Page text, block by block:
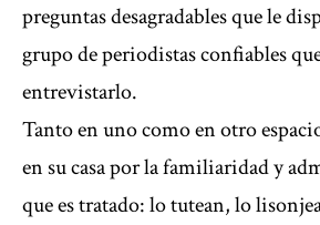
preguntas desagradables que le
grupo de periodistas confiables
entrevistarlo.
Tanto en uno como en otro
en su casa por la familiaridad y
que es tratado: lo tutean, lo